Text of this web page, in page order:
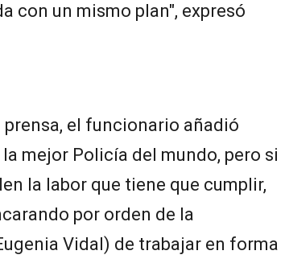
con un mismo plan", expresó
prensa, el funcionario añadió
mejor Policía del mundo, pero si
la labor que tiene que cumplir,
por orden de la
Vidal) de trabajar en forma